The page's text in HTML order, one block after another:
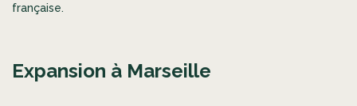
française.
Expansion à Marseille